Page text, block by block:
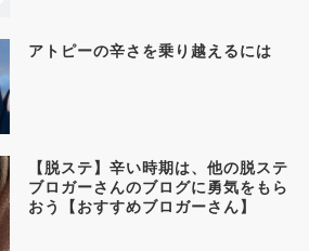
アトピーの辛さを乗り越えるには
【脱ステ】辛い時期は、他の脱ステ
ブロガーさんのブログに勇気をもら
おう【おすすめブロガーさん】